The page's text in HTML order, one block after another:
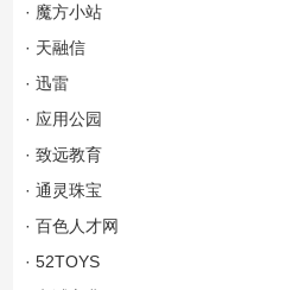
· 魔方小站
· 天融信
· 迅雷
· 应用公园
· 致远教育
· 通灵珠宝
· 百色人才网
· 52TOYS